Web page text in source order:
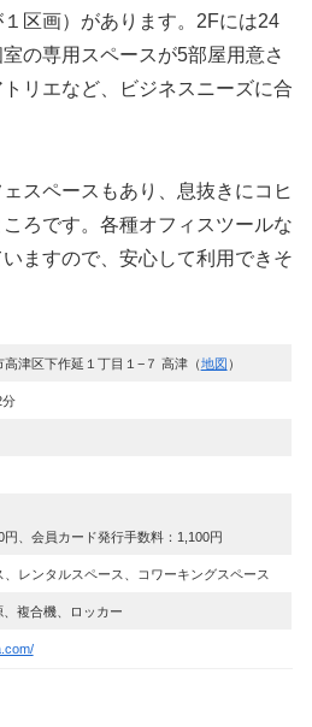
区画）があります。2Fには24
の専用スペースが5部屋用意さ
リエなど、ビジネスニーズに合
スペースもあり、息抜きにコヒ
ろです。各種オフィスツールな
ますので、安心して利用できそ
津区下作延１丁目１−７ 高津（地図 ）
円、会員カード発行手数料：1,100円
、レンタルスペース、コワーキングスペース
複合機、ロッカー